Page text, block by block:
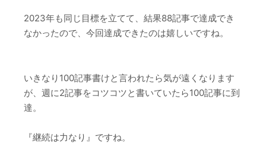
2023年も同じ目標を立てて、結果88記事で達成でき
なかったので、今回達成できたのは嬉しいですね。
いきなり100記事書けと言われたら気が遠くなります
が、週に2記事をコツコツと書いていたら100記事に到
達。
『継続は力なり』ですね。